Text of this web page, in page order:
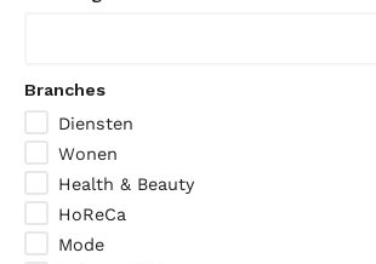
Branches
Diensten
Wonen
Health & Beauty
HoReCa
Mode